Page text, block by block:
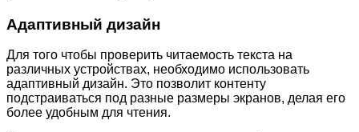
Адаптивный дизайн
Для того чтобы проверить читаемость текста на
различных устройствах, необходимо использовать
адаптивный дизайн. Это позволит контенту
подстраиваться под разные размеры экранов, делая его
более удобным для чтения.